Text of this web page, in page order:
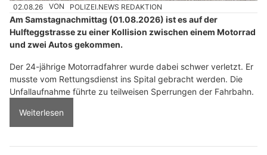
02.08.26 VON POLIZEI.NEWS REDAKTION
Am Samstagnachmittag (01.08.2026) ist es auf der
Hulfteggstrasse zu einer Kollision zwischen einem Motorrad
und zwei Autos gekommen.
Der 24-jährige Motorradfahrer wurde dabei schwer verletzt. Er
musste vom Rettungsdienst ins Spital gebracht werden. Die
Unfallaufnahme führte zu teilweisen Sperrungen der Fahrbahn.
Weiterlesen